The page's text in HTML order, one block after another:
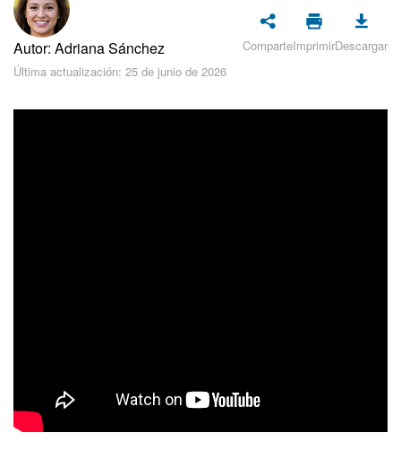
Seguridad
Planes y pagos
Grupos de trabajo
Autor: Adriana Sánchez
Última actualización: 25 de junio de 2026
ComparteImprimirDescargar